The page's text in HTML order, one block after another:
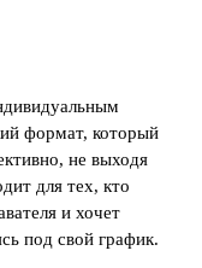
формат, который
не выходя
для тех, кто
и хочет
под свой график.